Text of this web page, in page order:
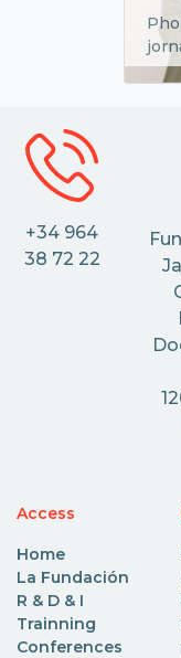
+34 964
38 72 22
Access
Home
La Fundación
R & D & I
Trainning
Conferences